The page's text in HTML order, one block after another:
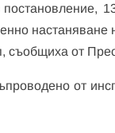
постановление,
съобщиха от
от